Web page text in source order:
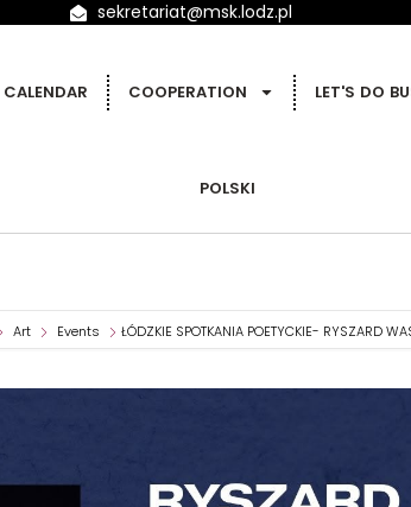
sekretariat@msk.lodz.pl
CALENDAR COOPERATION LET'S DO
POLSKI
Art Events ŁÓDZKIE SPOTKANIA POETYCKIE- RYSZARD